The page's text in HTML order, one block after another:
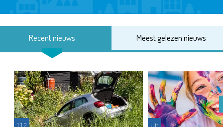
Recent nieuws Meest gelezen nieuws
112 Uit